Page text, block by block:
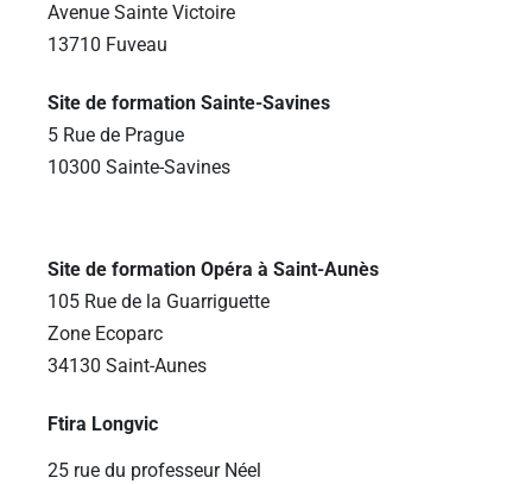
Avenue Sainte Victoire
13710 Fuveau
Site de formation Sainte-Savines
5 Rue de Prague
10300 Sainte-Savines
Site de formation Opéra à Saint-Aunès
105 Rue de la Guarriguette
Zone Ecoparc
34130 Saint-Aunes
Ftira Longvic
25 rue du professeur Néel